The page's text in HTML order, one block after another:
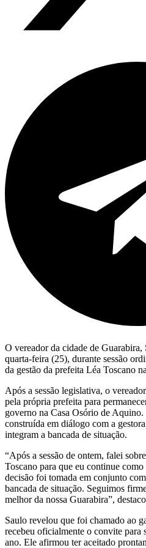
O vereador da cidade de
quarta-feira (25), durante sessão
da gestão da prefeita Léa Toscano
Após a sessão legislativa, o
pela própria prefeita para
governo na Casa Osório de
construída em diálogo com a
integram a bancada de situação.
“Após a sessão de ontem, falei
Toscano para que eu continue
decisão foi tomada em conjunto
bancada de situação. Seguimos
melhor da nossa Guarabira”,
Saulo revelou que foi chamado ao
recebeu oficialmente o convite para
ano. Ele afirmou ter aceitado